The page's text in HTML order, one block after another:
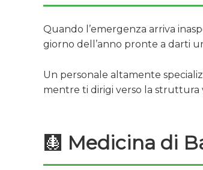
Quando l’emergenza arriva
giorno dell’anno pronte a darti
Un personale altamente
mentre ti dirigi verso la
🩻 Medicina di